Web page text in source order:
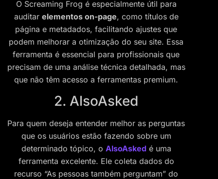
O Screaming Frog é especialmente útil para
auditar elementos on-page, como títulos de
página e metadados, facilitando ajustes que
podem melhorar a otimização do seu site. Essa
ferramenta é essencial para profissionais que
precisam de uma análise técnica detalhada, mas
que não têm acesso a ferramentas premium.
2. AlsoAsked
Para quem deseja entender melhor as perguntas
que os usuários estão fazendo sobre um
determinado tópico, o AlsoAsked é uma
ferramenta excelente. Ele coleta dados do
recurso “As pessoas também perguntam” do